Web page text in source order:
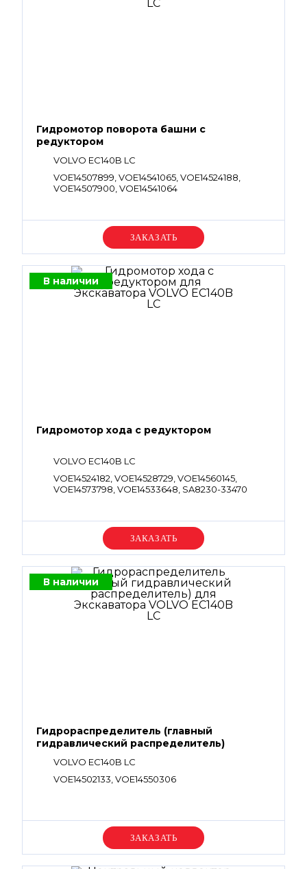
Гидромотор поворота башни с
редуктором
VOLVO EC140B LC
VOE14507899, VOE14541065, VOE14524188,
VOE14507900, VOE14541064
Уточняйте цену
В наличии
Гидромотор хода с редуктором
VOLVO EC140B LC
VOE14524182, VOE14528729, VOE14560145,
VOE14573798, VOE14533648, SA8230-33470
Уточняйте цену
В наличии
Гидрораспределитель (главный
гидравлический распределитель)
VOLVO EC140B LC
VOE14502133, VOE14550306
Уточняйте цену